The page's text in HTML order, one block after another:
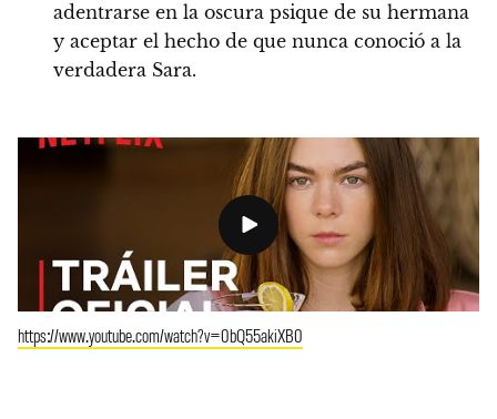
adentrarse en la oscura psique de su hermana
y aceptar el hecho de que nunca conoció a la
verdadera Sara.
https://www.youtube.com/watch?v=0bQ55akiXB0